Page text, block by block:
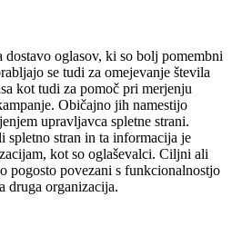
oglasov, ki so bolj pomembni
se tudi za omejevanje števila
kot tudi za pomoč pri merjenju
Običajno jih namestijo
upravljavca spletne strani.
spletno stran in ta informacija je
kot so oglaševalci. Ciljni ali
pogosto povezani s funkcionalnostjo
druga organizacija.